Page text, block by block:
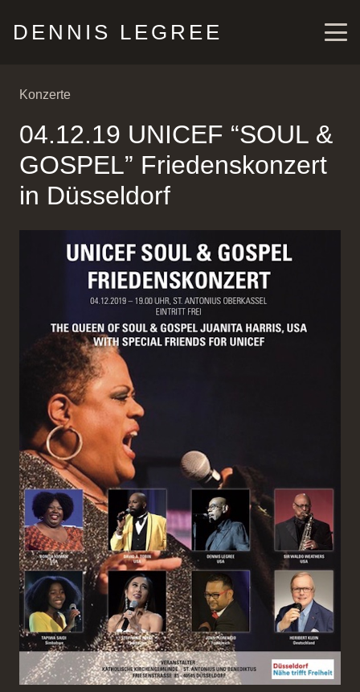
DENNIS LEGREE
Konzerte
04.12.19 UNICEF “SOUL &
GOSPEL” Friedenskonzert
in Düsseldorf